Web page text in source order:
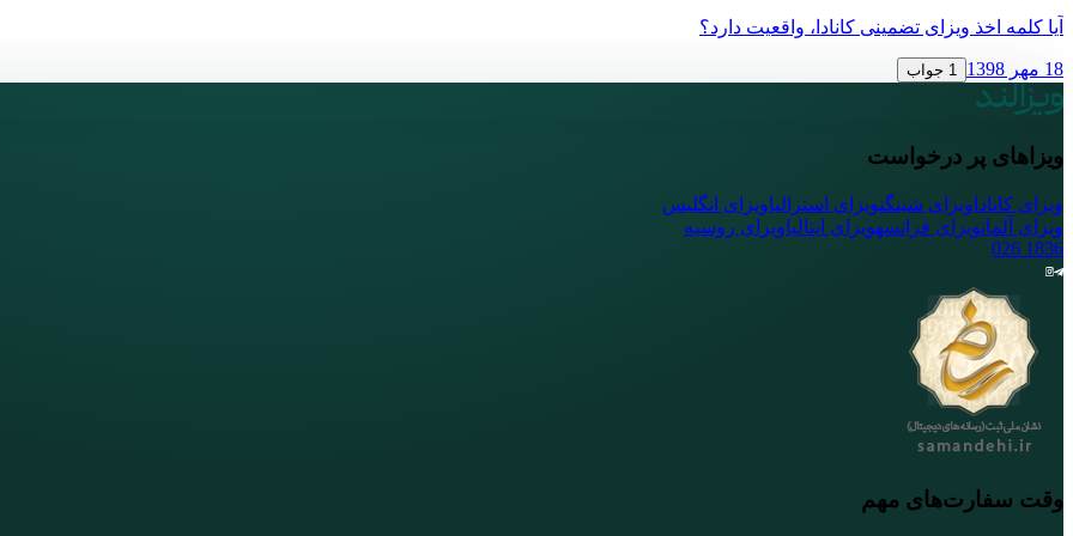
آیا کلمه اخذ ویزای تضمینی کانادا، واقعیت دارد؟
18 مهر 1398 1 جواب
ویزاهای پر درخواست
ویزای کانادا ویزای شینگنویزای استرالیاویزای انگلیس
ویزای آلمانویزای فرانسهویزای ایتالیاویزای روسیه
1836
وقت سفارت‌های مهم